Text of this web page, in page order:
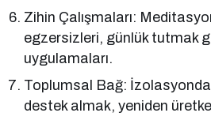
Zihin Çalışmaları:
egzersizleri, günlük tutmak
uygulamaları.
Toplumsal Bağ:
destek almak, yeniden